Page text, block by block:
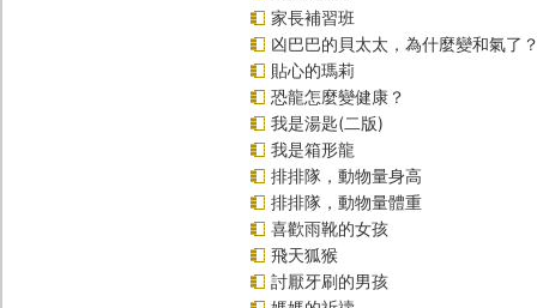
家長補習班
凶巴巴的貝太太，為什麼變和氣了
貼心的瑪莉
恐龍怎麼變健康？
我是湯匙(二版)
我是箱形龍
排排隊，動物量身高
排排隊，動物量體重
喜歡雨靴的女孩
飛天狐猴
討厭牙刷的男孩